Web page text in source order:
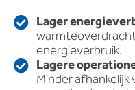
Lager
energieverbruik.
Lagere
Minder